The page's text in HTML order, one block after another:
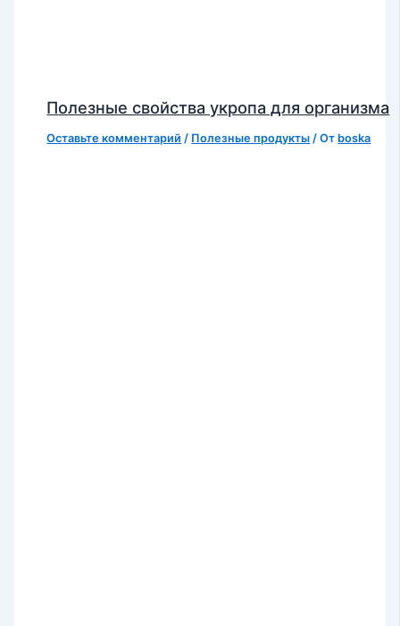
Полезные свойства укропа для организма
Оставьте комментарий / Полезные продукты / От boska